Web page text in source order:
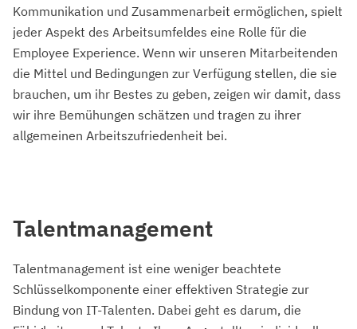
Kommunikation und Zusammenarbeit ermöglichen, spielt
jeder Aspekt des Arbeitsumfeldes eine Rolle für die
Employee Experience. Wenn wir unseren Mitarbeitenden
die Mittel und Bedingungen zur Verfügung stellen, die sie
brauchen, um ihr Bestes zu geben, zeigen wir damit, dass
wir ihre Bemühungen schätzen und tragen zu ihrer
allgemeinen Arbeitszufriedenheit bei.
Talentmanagement
Talentmanagement ist eine weniger beachtete
Schlüsselkomponente einer effektiven Strategie zur
Bindung von IT-Talenten. Dabei geht es darum, die